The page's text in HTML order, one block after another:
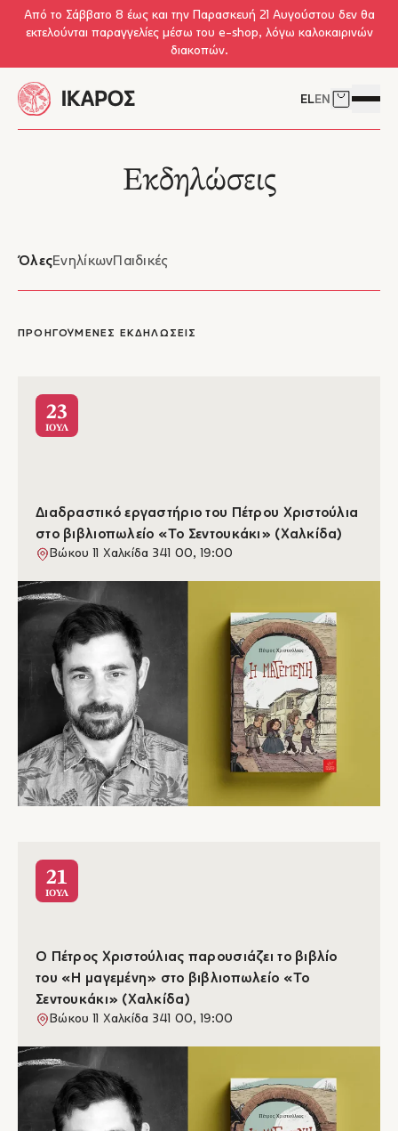
Skip to main content
Από το Σάββατο 8 έως και την Παρασκευή 21 Αυγούστου δεν θα
εκτελούνται παραγγελίες μέσω του e-shop, λόγω καλοκαιρινών
διακοπών.
ELEN Δείτε το
Εκδηλώσεις
ΌλεςΕνηλίκωνΠαιδικές
ΠΡΟΗΓΟΥΜΕΝΕΣ ΕΚΔΗΛΩΣΕΙΣ
23
ΙΟΥΛ
Διαδραστικό εργαστήριο του Πέτρου Χριστούλια
στο βιβλιοπωλείο «Το Σεντουκάκι» (Χαλκίδα)
Βώκου 11 Χαλκίδα 341 00, 19:00
21
ΙΟΥΛ
Ο Πέτρος Χριστούλιας παρουσιάζει το βιβλίο
του «Η μαγεμένη» στο βιβλιοπωλείο «Το
Σεντουκάκι» (Χαλκίδα)
Βώκου 11 Χαλκίδα 341 00, 19:00